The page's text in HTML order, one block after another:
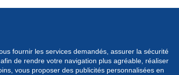
fournir les services demandés, assurer la sécurité
de rendre votre navigation plus agréable, réaliser
vous proposer des publicités personnalisées en
Nouveautés
Qui sommes-nous